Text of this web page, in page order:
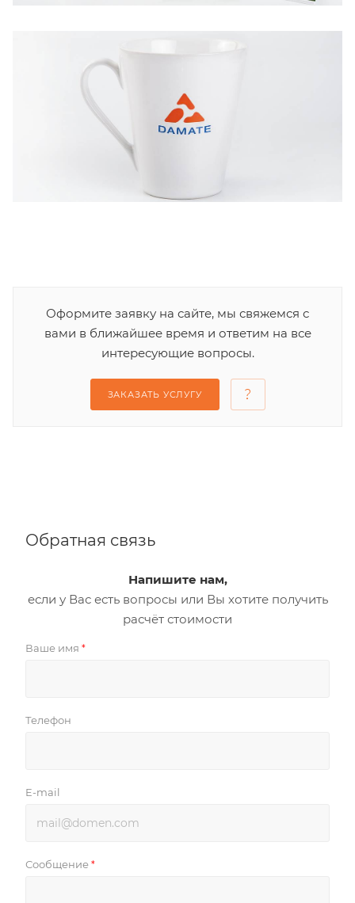
Оформите заявку на сайте, мы свяжемся с
вами в ближайшее время и ответим на все
интересующие вопросы.
ЗАКАЗАТЬ УСЛУГУ
Обратная связь
Напишите нам,
если у Вас есть вопросы или Вы хотите получить
расчёт стоимости
Ваше имя *
Телефон
E-mail
Сообщение *